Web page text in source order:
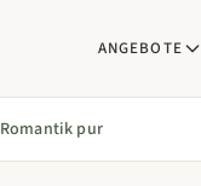
ANGEBOTE
pur